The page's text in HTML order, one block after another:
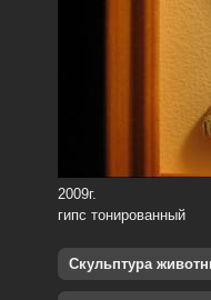
2009г.
гипс тонированный
Скульптура